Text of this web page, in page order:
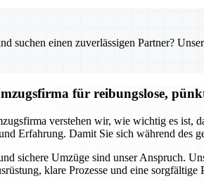
suchen einen zuverlässigen Partner?
für reibungslose,
verstehen wir, wie wichtig es ist,
Erfahrung. Damit Sie sich während des
sichere Umzüge sind unser Anspruch.
klare Prozesse und eine